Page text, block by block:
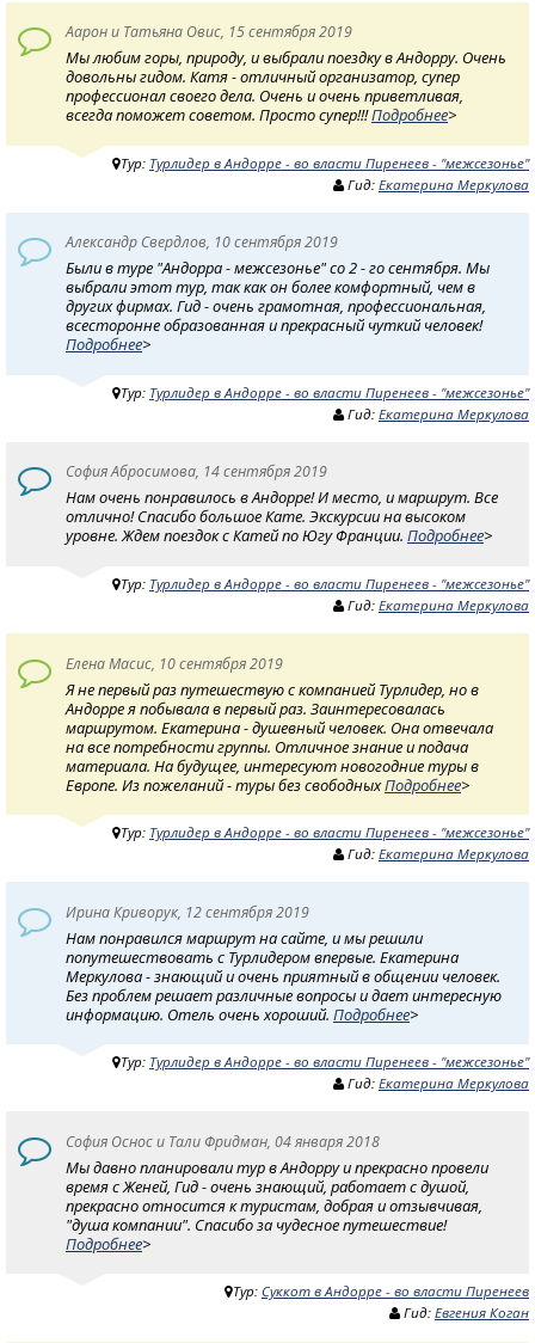
Аарон и Татьяна Овис, 15 сентября 2019
Мы любим горы, природу, и выбрали поездку в Андорру. Очень
довольны гидом. Катя - отличный организатор, супер
профессионал своего дела. Очень и очень приветливая,
всегда поможет советом. Просто супер!!!Подробнее>
Тур: Турлидер в Андорре - во власти Пиренеев - "межсезонье"
Гид: Екатерина Меркулова
Александр Свердлов, 10 сентября 2019
Были в туре "Андорра - межсезонье" со 2 - го сентября. Мы
выбрали этот тур, так как он более комфортный, чем в
других фирмах. Гид - очень грамотная, профессиональная,
всесторонне образованная и прекрасный чуткий человек!
Подробнее>
Тур: Турлидер в Андорре - во власти Пиренеев - "межсезонье"
Гид: Екатерина Меркулова
София Абросимова, 14 сентября 2019
Нам очень понравилось в Андорре! И место, и маршрут. Все
отлично! Спасибо большое Кате. Экскурсии на высоком
уровне. Ждем поездок с Катей по Югу Франции. Подробнее>
Тур: Турлидер в Андорре - во власти Пиренеев - "межсезонье"
Гид: Екатерина Меркулова
Елена Масис, 10 сентября 2019
Я не первый раз путешествую с компанией Турлидер, но в
Андорре я побывала в первый раз. Заинтересовалась
маршрутом. Екатерина - душевный человек. Она отвечала
на все потребности группы. Отличное знание и подача
материала. На будущее, интересуют новогодние туры в
Европе. Из пожеланий - туры без свободныхПодробнее>
Тур: Турлидер в Андорре - во власти Пиренеев - "межсезонье"
Гид: Екатерина Меркулова
Ирина Криворук, 12 сентября 2019
Нам понравился маршрут на сайте, и мы решили
попутешествовать с Турлидером впервые. Екатерина
Меркулова - знающий и очень приятный в общении человек.
Без проблем решает различные вопросы и дает интересную
информацию. Отель очень хороший. Подробнее>
Тур: Турлидер в Андорре - во власти Пиренеев - "межсезонье"
Гид: Екатерина Меркулова
София Оснос и Тали Фридман, 04 января 2018
Мы давно планировали тур в Андорру и прекрасно провели
время с Женей, Гид - очень знающий, работает с душой,
прекрасно относится к туристам, добрая и отзывчивая,
"душа компании". Спасибо за чудесное путешествие!
Подробнее>
Тур: Суккот в Андорре - во власти Пиренеев
Гид: Евгения Коган